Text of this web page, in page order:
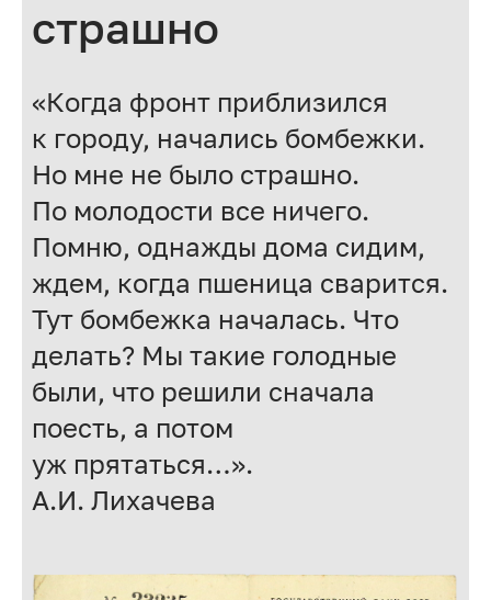
страшно
«Когда фронт приблизился
к городу, начались бомбежки.
Но мне не было страшно.
По молодости все ничего.
Помню, однажды дома сидим,
ждем, когда пшеница сварится.
Тут бомбежка началась. Что
делать? Мы такие голодные
были, что решили сначала
поесть, а потом
уж прятаться…».
А.И. Лихачева